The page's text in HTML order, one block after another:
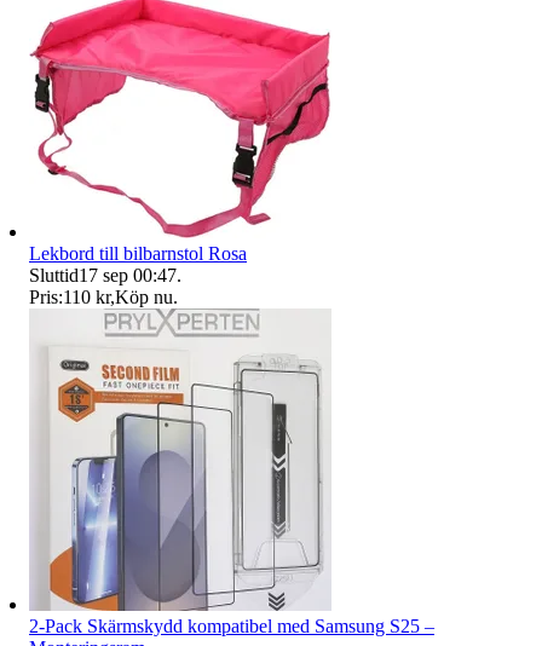
Lekbord till bilbarnstol Rosa
Sluttid17 sep 00:47.
Pris:110 kr,Köp nu.
2-Pack Skärmskydd kompatibel med Samsung S25 –